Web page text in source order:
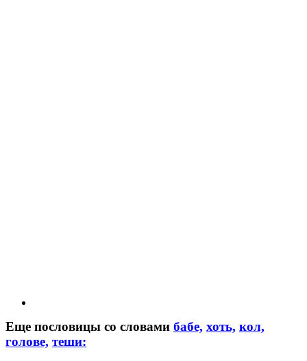
Еще пословицы со словами бабе, хоть, кол,
голове, теши: